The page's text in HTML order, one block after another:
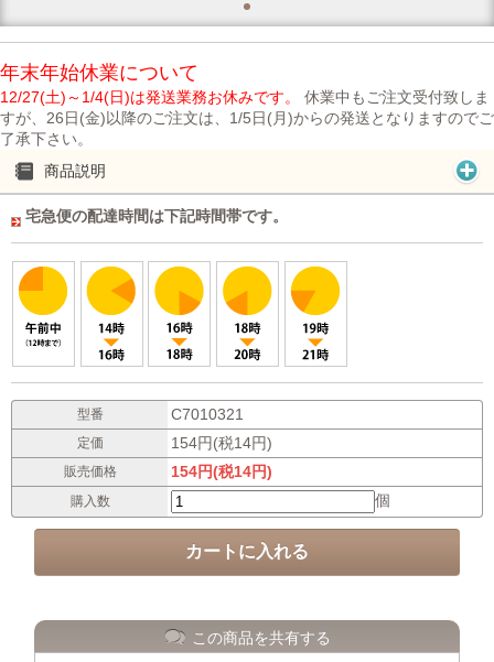
年末年始休業について
12/27(土)～1/4(日)は発送業務お休みです。
休業中もご注文受付致しま
すが、26日(金)以降のご注文は、1/5日(月)からの発送となりますのでご
了承下さい。
商品説明
宅急便の配達時間は下記時間帯です。
型番 C7010321
定価 154円(税14円)
販売価格 154円(税14円)
購入数 個
この商品を共有する